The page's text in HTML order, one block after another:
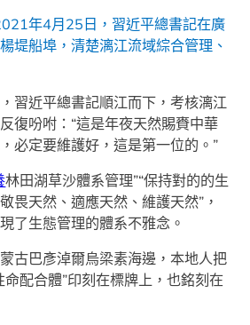
年4月25日，習近平總書記在廣
堤船埠，清楚漓江流域綜合管理、
習近平總書記順江而下，考核漓江
復吩咐：“這是年夜天然賜賚中華
必定要維護好，這是第一位的。”
林田湖草沙體系管理”“保持對的的生
畏天然、適應天然、維護天然”，
了生態管理的體系不雅念。
古巴彥淖爾烏梁素海邊，本地人把
命配合體”印刻在標牌上，也銘刻在